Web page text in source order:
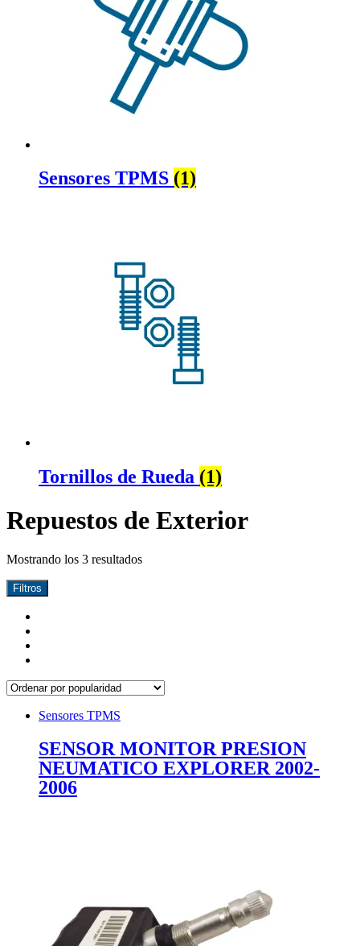
Sensores TPMS (1)
Tornillos de Rueda (1)
Repuestos de Exterior
Mostrando los 3 resultados
Filtros
Sensores TPMS
SENSOR MONITOR PRESION
NEUMATICO EXPLORER 2002-
2006